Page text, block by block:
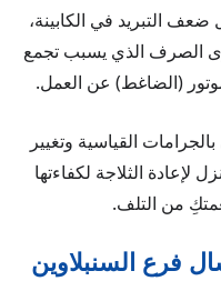
التبريد في الكابينة،
الصرف الذي يسبب تجمع
(الضاغط) عن العمل.
القياسية وتغيير
لإعادة الثلاجة لكفاءتها
من التلف.
فرع السنبلاوين